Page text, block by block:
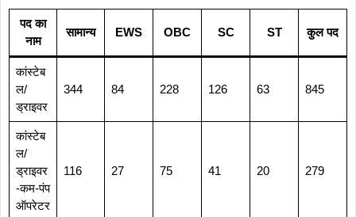
पद का
नाम
सामान्य EWS OBC SC ST कुल पद
कांस्टेब
ल/
ड्राइवर
344 84 228 126 63 845
कांस्टेब
ल/
ड्राइवर
-कम-पंप
ऑपरेटर
116 27 75 41 20 279